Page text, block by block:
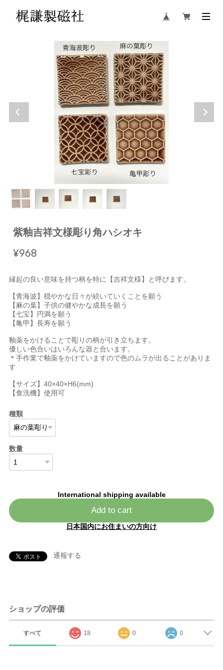
紫釉吉祥文様彫り角ハシオキ
¥968
縁起の良い意味を持つ柄を特に【吉祥文様】と呼びます。
【青海波】穏やかな日々が続いていくことを願う
【麻の葉】子供の健やかな成長を願う
【七宝】円満を願う
【亀甲】長寿を願う
釉薬をかけることで彫りの柄が引き立ちます。
優しい色合いはいろんな器と合います。
＊手作業で釉薬をかけていますので色のムラが出ることがありま
す
【サイズ】40×40×H6(mm)
【食洗機】使用可
種類
数量
International shipping available
Add to cart
日本国内にお住まいの方向け
通報する
ショップの評価
すべて 18 0 0